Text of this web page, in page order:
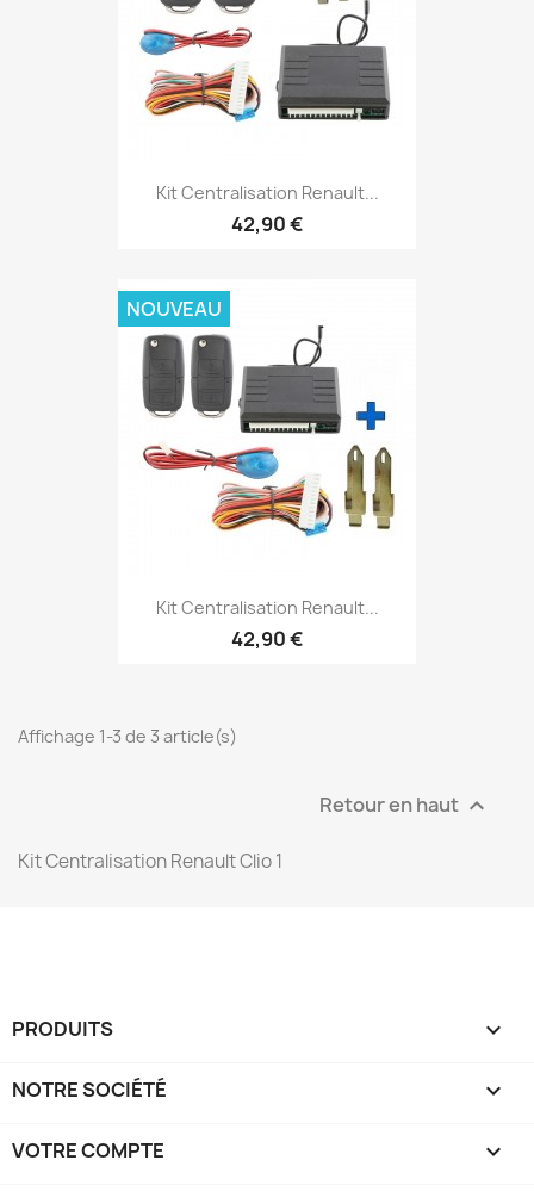
Kit Centralisation Renault...
42,90 €
Kit Centralisation Renault...
42,90 €
NOUVEAU
Affichage 1-3 de 3 article(s)
Retour en haut 
Kit Centralisation Renault Clio 1
PRODUITS 
NOTRE SOCIÉTÉ 
VOTRE COMPTE 